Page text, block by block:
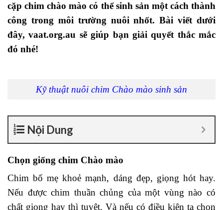
cặp chim chào mào có thể sinh sản một cách thành
công trong môi trường nuôi nhốt. Bài viết dưới
đây, vaat.org.au sẽ giúp bạn giải quyết thắc mắc
đó nhé!
Kỹ thuật nuôi chim Chào mào sinh sản
Nội Dung
Chọn giống chim Chào mào
Chim bố mẹ khoẻ mạnh, dáng đẹp, giọng hót hay.
Nếu được chim thuần chủng của một vùng nào có
chất giọng hay thì tuyệt. Và nếu có điều kiện ta chọn